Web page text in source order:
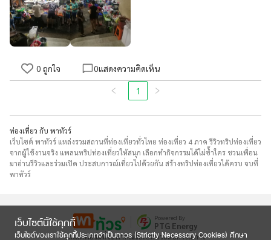
เว็บไซต์นี้ใช้คุกกี้
เว็บไซต์ของเราใช้คุกกี้ประเภทจำเป็นถาวร (Strictly Necessary Cookies) ศึกษา
0 ถูกใจ 0แสดงความคิดเห็น
1
ท่องเที่ยว กับ พาทัวร์
เว็บไซต์ พาทัวร์ แหล่งรวมสถานที่ท่องเที่ยวทั่วไทย ท่องเที่ยว 4 ภาค รีวิวทริปท่องเที่ยว
จากผู้ใช้งานจริง แพลนทริปท่องเที่ยวให้สนุก เลือกทำกิจกรรมได้ไม่ซ้ำใคร ชวนเพื่อน
มาอ่านรีวิวและร่วมเปิด ประสบการณ์เที่ยวไปด้วยกัน สร้างทริปท่องเที่ยวได้ครบ จบที่
พาทัวร์
Powered By
PTG Energy
แพลตฟอร์มที่จะพาคุณไปเปิดประสบการณ์การ